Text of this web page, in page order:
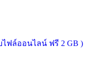
ไฟล์ออนไลน์ ฟรี 2 GB )